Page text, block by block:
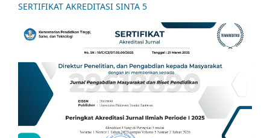
SERTIFIKAT AKREDITASI SINTA 5